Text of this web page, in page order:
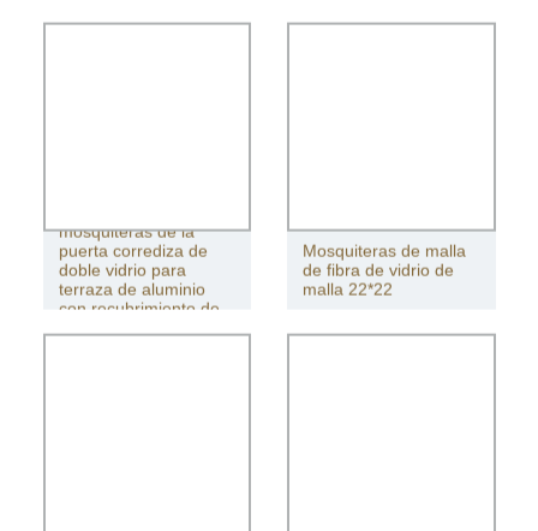
mosquiteras de la
puerta corrediza de
doble vidrio para
terraza de aluminio
con recubrimiento de
Mosquiteras de malla
de fibra de vidrio de
malla 22*22